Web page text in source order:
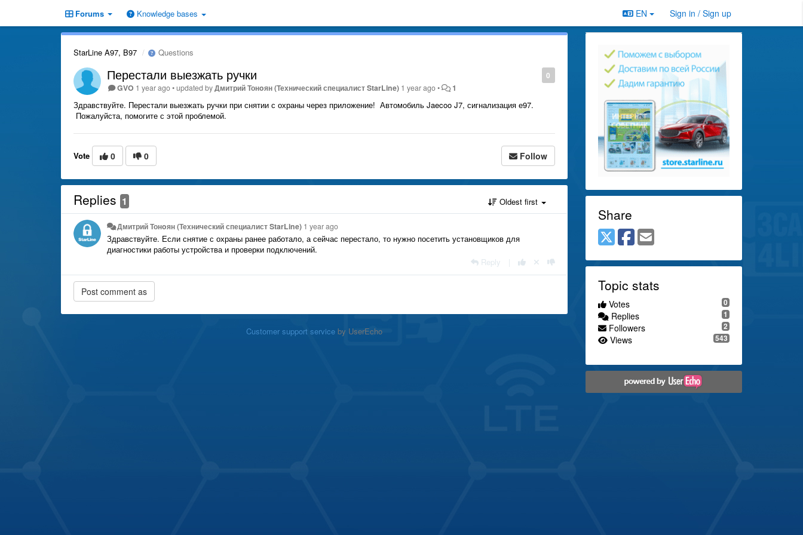
Forums Knowledge bases EN Sign in / Sign up
StarLine A97, B97 Questions
0
Перестали выезжать ручки
GVO 1 year ago•updated byДмитрий Тонoян (Технический специалист StarLine) 1 year ago• 1
Здравствуйте. Перестали выезжать ручки при снятии с охраны через приложение! Автомобиль Jaecoo J7, сигнализация е97.
Пожалуйста, помогите с этой проблемой.
Vote 0 0 Follow
Replies 1 Oldest first
Дмитрий Тонoян (Технический специалист StarLine) 1 year ago
Здравствуйте. Если снятие с охраны ранее работало, а сейчас перестало, то нужно посетить установщиков для
диагностики работы устройства и проверки подключений.
Reply
Customer support serviceby UserEcho
Share
Topic stats
0
Votes
1
Replies
2
Followers
543
Views